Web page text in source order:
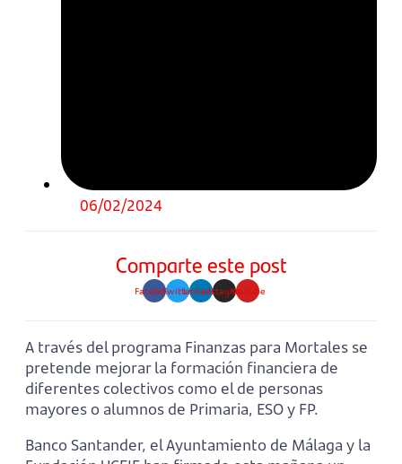
06/02/2024
Comparte este post
FacebookTwitterLinkedinInstagramYoutube
A través del programa Finanzas para Mortales se
pretende mejorar la formación financiera de
diferentes colectivos como el de personas
mayores o alumnos de Primaria, ESO y FP.
Banco Santander, el Ayuntamiento de Málaga y la